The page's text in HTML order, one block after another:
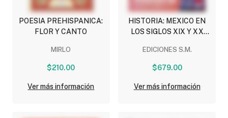
POESIA PREHISPANICA:
FLOR Y CANTO
MIRLO
$210.00
Ver más información
HISTORIA: MEXICO EN
LOS SIGLOS XIX Y XX
EDICIONES S.M.
$679.00
Ver más información